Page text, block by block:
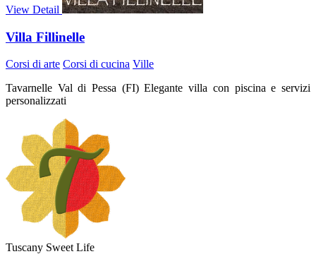
View Detail
Villa Fillinelle
Corsi di arte Corsi di cucina Ville
Tavarnelle Val di Pessa (FI) Elegante villa con piscina e servizi
personalizzati
Tuscany Sweet Life